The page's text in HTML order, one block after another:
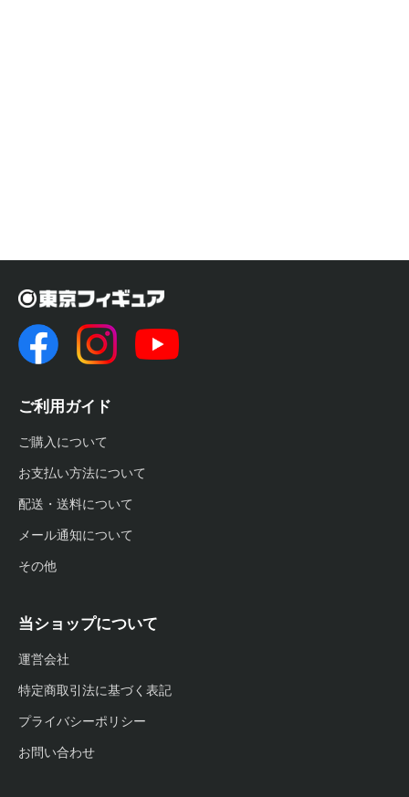
ご利用ガイド
ご購入について
お支払い方法について
配送・送料について
メール通知について
その他
当ショップについて
運営会社
特定商取引法に基づく表記
プライバシーポリシー
お問い合わせ